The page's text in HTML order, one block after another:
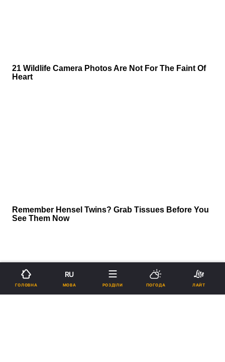
ГОЛОВНА
RU
МОВА РОЗДІЛИ ПОГОДА ЛАЙТ